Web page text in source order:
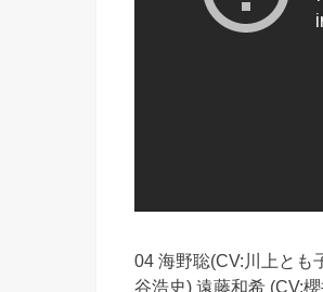
04 海野聡(CV:川上とも
谷浩史) 遠藤和希 (CV: